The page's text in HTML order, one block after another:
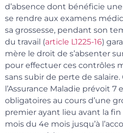
d’absence dont bénéficie
se rendre aux examens
sa grossesse, pendant son
du travail (article L1225-16)
mère le droit de s’absenter
pour effectuer ces contrôles
sans subir de perte de
l’Assurance Maladie prévoit 7
obligatoires au cours d’une
premier ayant lieu avant la
mois du 4e mois jusqu’à